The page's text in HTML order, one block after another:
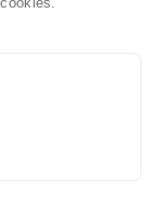
avoir
de 19